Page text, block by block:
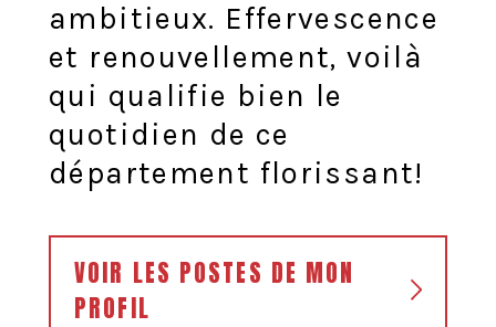
ambitieux. Effervescence
et renouvellement, voilà
qui qualifie bien le
quotidien de ce
département florissant!
VOIR LES POSTES DE MON
PROFIL